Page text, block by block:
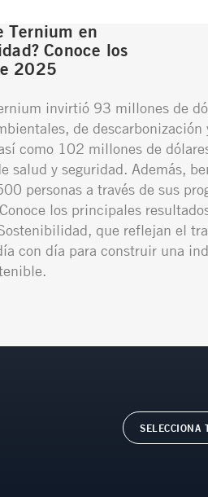
Ternium en
Conoce los
2025
invirtió 93 millones de
de
como 102 millones de
salud y seguridad. Además,
personas a través de sus
los principales
que reflejan el
con día para construir una
SELECCIONA